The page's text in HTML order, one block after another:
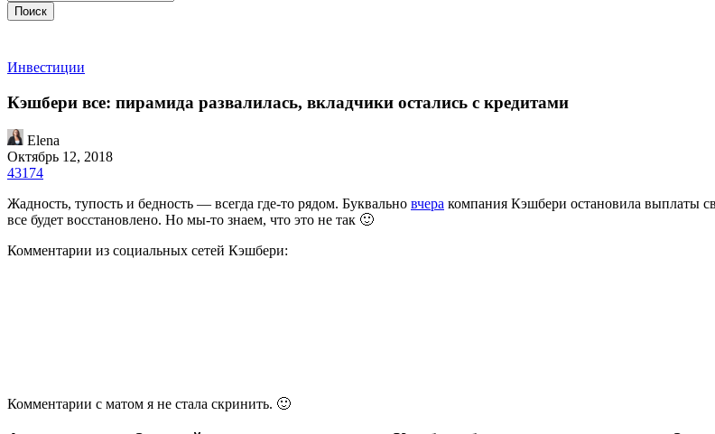
Поиск
Инвестиции
Кэшбери все: пирамида развалилась, вкладчики остались с кредитами
Elena
Октябрь 12, 2018
43174
Жадность, тупость и бедность — всегда где-то рядом. Буквально вчера компания Кэшбери остановила выплаты
все будет восстановлено. Но мы-то знаем, что это не так 🙂
Комментарии из социальных сетей Кэшбери:
Комментарии с матом я не стала скринить. 🙂